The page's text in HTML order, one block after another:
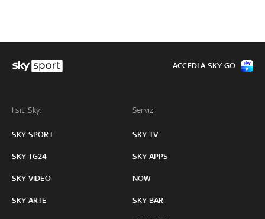
I siti Sky:
SKY SPORT
SKY TG24
SKY VIDEO
SKY ARTE
Servizi:
SKY TV
SKY APPS
NOW
SKY BAR
ACCEDI A SKY GO